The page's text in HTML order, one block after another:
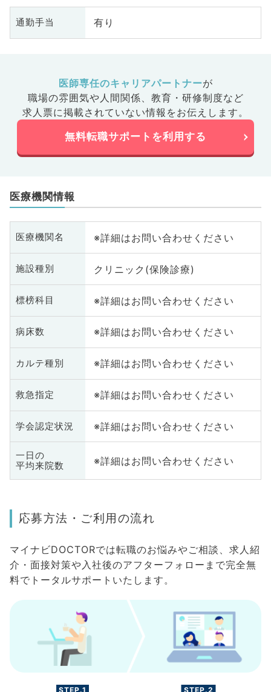
通勤手当 有り
医師専任のキャリアパートナーが
職場の雰囲気や人間関係、 教育・研修制度など
求人票に掲載されていない情報をお伝えします。
無料転職サポートを利用する
医療機関情報
医療機関名 ※詳細はお問い合わせください
施設種別 クリニック(保険診療)
標榜科目 ※詳細はお問い合わせください
病床数 ※詳細はお問い合わせください
カルテ種別 ※詳細はお問い合わせください
救急指定 ※詳細はお問い合わせください
学会認定状況 ※詳細はお問い合わせください
一日の
平均来院数
※詳細はお問い合わせください
応募方法・ご利用の流れ
マイナビDOCTORでは転職のお悩みやご相談、求人紹
介・面接対策や入社後のアフターフォローまで完全無
料でトータルサポートいたします。
STEP.1 STEP.2